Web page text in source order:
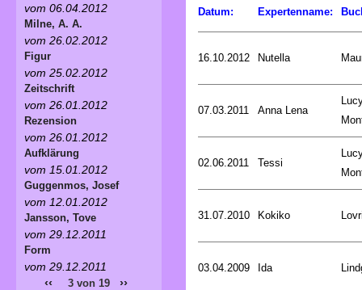
Datum: Expertenname:
16.10.2012 Nutella
07.03.2011 Anna Lena
02.06.2011 Tessi
31.07.2010 Kokiko
03.04.2009 Ida
vom 06.04.2012
Milne, A. A.
vom 26.02.2012
Figur
vom 25.02.2012
Zeitschrift
vom 26.01.2012
Rezension
vom 26.01.2012
Aufklärung
vom 15.01.2012
Guggenmos, Josef
vom 12.01.2012
Jansson, Tove
vom 29.12.2011
Form
vom 29.12.2011
‹‹ 3 von 19 ››